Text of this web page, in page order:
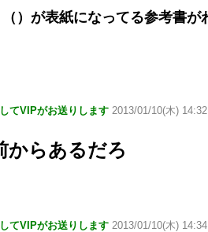
）が表紙になってる参考書が
てVIPがお送りします 2013/01/10(木)
からあるだろ
てVIPがお送りします 2013/01/10(木)